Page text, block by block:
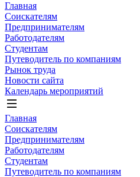
Главная
Соискателям
Предпринимателям
Работодателям
Студентам
Путеводитель по компаниям
Рынок труда
Новости сайта
Календарь мероприятий
Главная
Соискателям
Предпринимателям
Работодателям
Студентам
Путеводитель по компаниям